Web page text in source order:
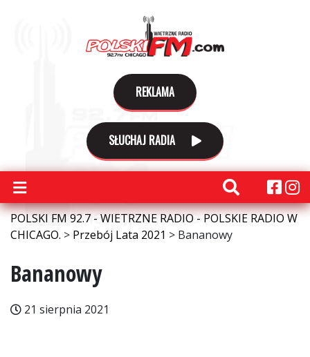
REKLAMA
SŁUCHAJ RADIA
POLSKI FM 92.7 - WIETRZNE RADIO - POLSKIE RADIO W
CHICAGO. > Przebój Lata 2021 > Bananowy
Bananowy
21 sierpnia 2021